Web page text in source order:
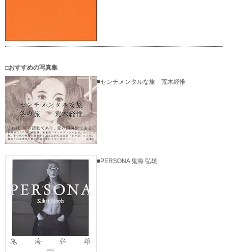
□おすすめの写真集
■センチメンタルな旅 荒木経惟
■PERSONA 鬼海 弘雄